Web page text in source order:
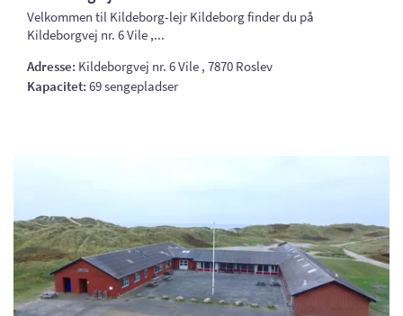
Velkommen til Kildeborg-lejr Kildeborg finder du på
Kildeborgvej nr. 6 Vile ,...
Adresse: Kildeborgvej nr. 6 Vile , 7870 Roslev
Kapacitet: 69 sengepladser